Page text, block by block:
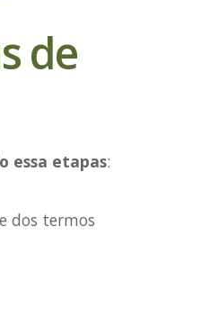
de
essa etapas:
dos termos